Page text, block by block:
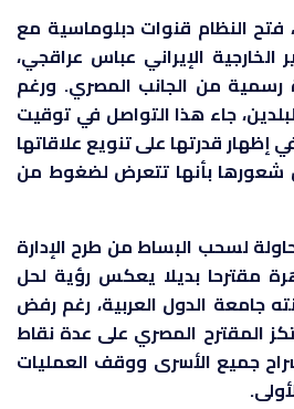
النظام قنوات دبلوماسية مع
الخارجية الإيراني عباس عراقجي،
رسمية من الجانب المصري. ورغم
جاء هذا التواصل في توقيت
قدرتها على تنويع علاقاتها
شعورها بأنها تتعرض لضغوط من
لسحب البساط من طرح الإدارة
مقترحا بديلا يعكس رؤية لحل
جامعة الدول العربية، رغم رفض
المقترح المصري على عدة نقاط
جميع الأسرى ووقف العمليات